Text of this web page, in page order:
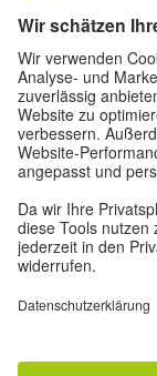
Über uns
Autor*innen
Impressum
Datenschutz
Privatsphäre-